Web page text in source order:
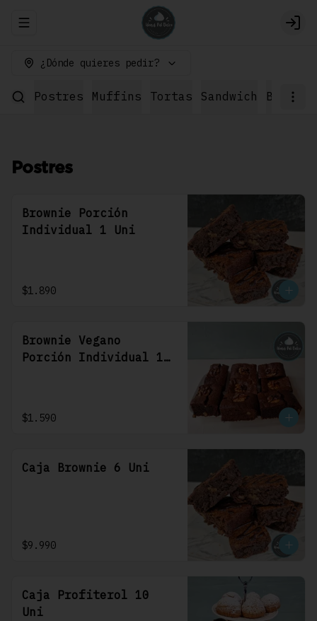
Abrir menu de navegación
¿Dónde quieres pedir?
Postres Muffins Tortas Sandwich
Postres
Brownie Porción
Individual 1 Uni
$1.890
Brownie Vegano
Porción Individual 1
$1.590
Caja Brownie 6 Uni
$9.990
Caja Profiterol 10
Uni